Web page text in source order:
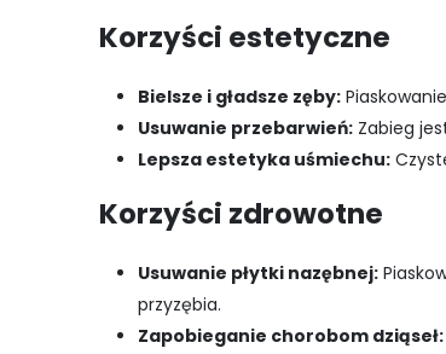
Korzyści estetyczne
Bielsze i gładsze zęby:
Usuwanie przebarwień: Zabieg
Lepsza estetyka uśmiechu:
Korzyści zdrowotne
Usuwanie płytki nazębnej:
przyzębia.
Zapobieganie chorobom dziąseł: